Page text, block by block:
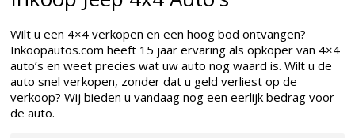
Wilt u een 4×4 verkopen en een hoog bod ontvangen?
Inkoopautos.com heeft 15 jaar ervaring als opkoper van 4×4
auto’s en weet precies wat uw auto nog waard is. Wilt u de
auto snel verkopen, zonder dat u geld verliest op de
verkoop? Wij bieden u vandaag nog een eerlijk bedrag voor
de auto.